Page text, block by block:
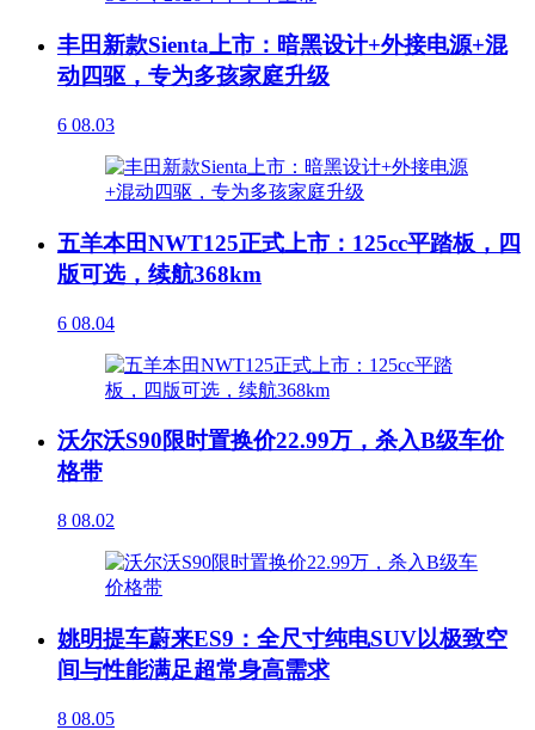
丰田新款Sienta上市：暗黑设计+外接电源+混
动四驱，专为多孩家庭升级
6 08.03
五羊本田NWT125正式上市：125cc平踏板，四
版可选，续航368km
6 08.04
沃尔沃S90限时置换价22.99万，杀入B级车价
格带
8 08.02
姚明提车蔚来ES9：全尺寸纯电SUV以极致空
间与性能满足超常身高需求
8 08.05